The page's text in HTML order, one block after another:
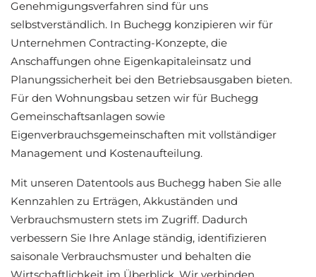
Genehmigungsverfahren sind für uns
selbstverständlich. In Buchegg konzipieren wir für
Unternehmen Contracting-Konzepte, die
Anschaffungen ohne Eigenkapitaleinsatz und
Planungssicherheit bei den Betriebsausgaben bieten.
Für den Wohnungsbau setzen wir für Buchegg
Gemeinschaftsanlagen sowie
Eigenverbrauchsgemeinschaften mit vollständiger
Management und Kostenaufteilung.
Mit unseren Datentools aus Buchegg haben Sie alle
Kennzahlen zu Erträgen, Akkuständen und
Verbrauchsmustern stets im Zugriff. Dadurch
verbessern Sie Ihre Anlage ständig, identifizieren
saisonale Verbrauchsmuster und behalten die